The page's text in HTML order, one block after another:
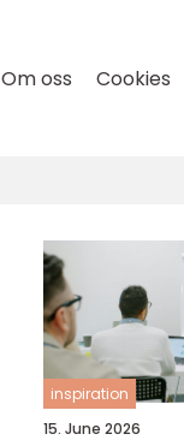
Om oss Cookies
inspiration
15. June 2026